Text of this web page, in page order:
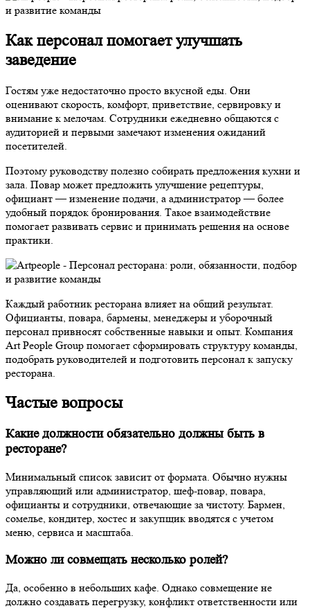
Как персонал помогает улучшать
заведение
Гостям уже недостаточно просто вкусной еды. Они
оценивают скорость, комфорт, приветствие, сервировку и
внимание к мелочам. Сотрудники ежедневно общаются с
аудиторией и первыми замечают изменения ожиданий
посетителей.
Поэтому руководству полезно собирать предложения кухни и
зала. Повар может предложить улучшение рецептуры,
официант — изменение подачи, а администратор — более
удобный порядок бронирования. Такое взаимодействие
помогает развивать сервис и принимать решения на основе
практики.
Каждый работник ресторана влияет на общий результат.
Официанты, повара, бармены, менеджеры и уборочный
персонал привносят собственные навыки и опыт. Компания
Art People Group помогает сформировать структуру команды,
подобрать руководителей и подготовить персонал к запуску
ресторана.
Частые вопросы
Какие должности обязательно должны быть в
ресторане?
Минимальный список зависит от формата. Обычно нужны
управляющий или администратор, шеф-повар, повара,
официанты и сотрудники, отвечающие за чистоту. Бармен,
сомелье, кондитер, хостес и закупщик вводятся с учетом
меню, сервиса и масштаба.
Можно ли совмещать несколько ролей?
Да, особенно в небольших кафе. Однако совмещение не
должно создавать перегрузку, конфликт ответственности или